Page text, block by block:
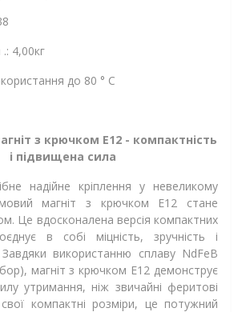
4,00кг
до 80 ° C
з крючком Е12 - компактність
і підвищена сила
надійне кріплення у невеликому
магніт з крючком Е12 стане
Це вдосконалена версія компактних
в собі міцність, зручність і
Завдяки використанню сплаву NdFeB
магніт з крючком Е12 демонструє
утримання, ніж звичайні феритові
компактні розміри, це потужний